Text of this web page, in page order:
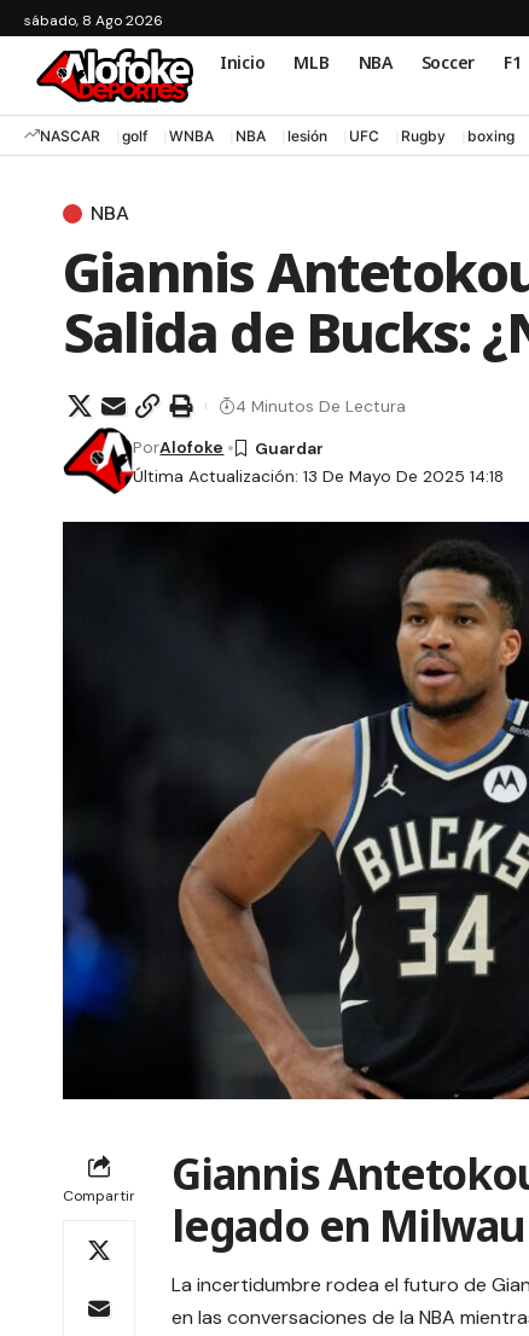
sábado, 8 Ago 2026
Inicio MLB NBA Soccer F1
NASCAR golf WNBA NBA lesión UFC Rugby boxing
NBA
Giannis
Salida de Bucks:
Última Actualización: 13 De Mayo De 2025 14:18
PorAlofoke
4 Minutos De Lectura
Compartir
Giannis
legado en
La incertidumbre rodea el futuro de
en las conversaciones de la NBA